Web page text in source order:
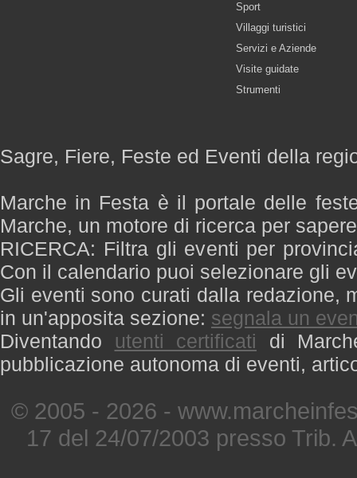
Sport
Villaggi turistici
Servizi e Aziende
Visite guidate
Strumenti
Sagre, Fiere, Feste ed Eventi della
Marche in Festa è il portale delle
Marche, un motore di ricerca per
RICERCA: Filtra gli eventi per
Con il calendario puoi selezionare gli
Gli eventi sono curati dalla redazione,
in un'apposita sezione: segnala un
Diventando utenti certificati di
pubblicazione autonoma di eventi,
© 2005 - 2026 -
17 del 24/07/2003 presso Trib.